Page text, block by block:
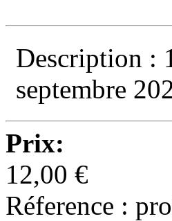
Description :
septembre
Prix:
12,00 €
Réference :